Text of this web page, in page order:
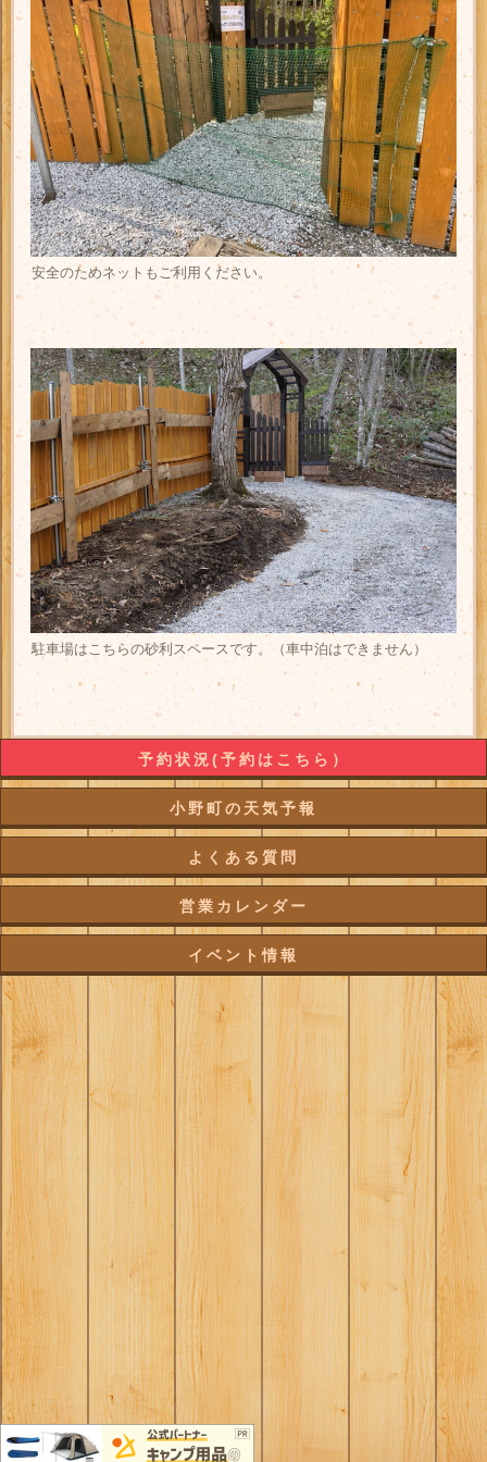
安全のためネットもご利用ください。
駐車場はこちらの砂利スペースです。（車中泊はできません）
予約状況(予約はこちら）
小野町の天気予報
よくある質問
営業カレンダー
イベント情報